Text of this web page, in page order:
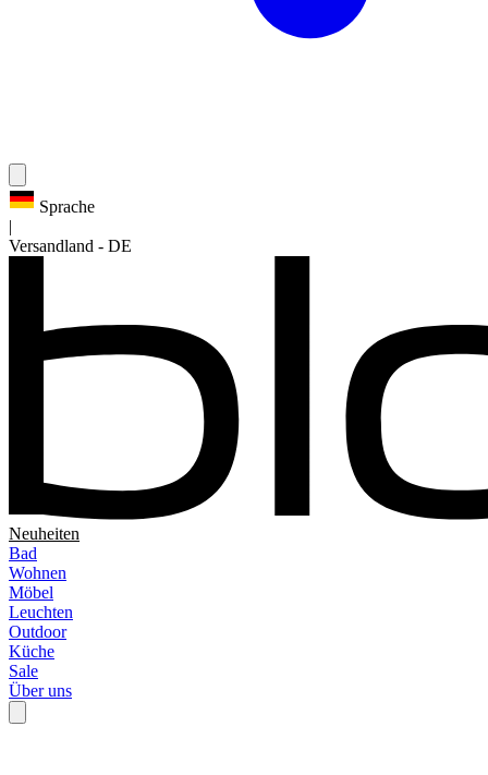
Sprache
Versandland - DE
Neuheiten
Bad
Wohnen
Möbel
Leuchten
Outdoor
Küche
Sale
Über uns